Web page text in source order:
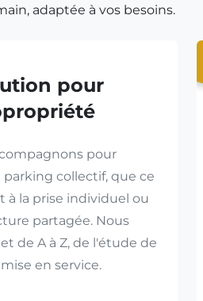
adaptée à vos besoins.
pour
pour
collectif, que ce
à la prise individuel ou
partagée. Nous
de A à Z, de l'étude de
en service.